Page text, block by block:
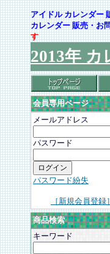
アイドル カレンダー
カレンダー 販売・お
す
2013年 カ
会員専用ページ
メールアドレス
パスワード
パスワード紛失
［新規会員登録］
商品検索
キーワード